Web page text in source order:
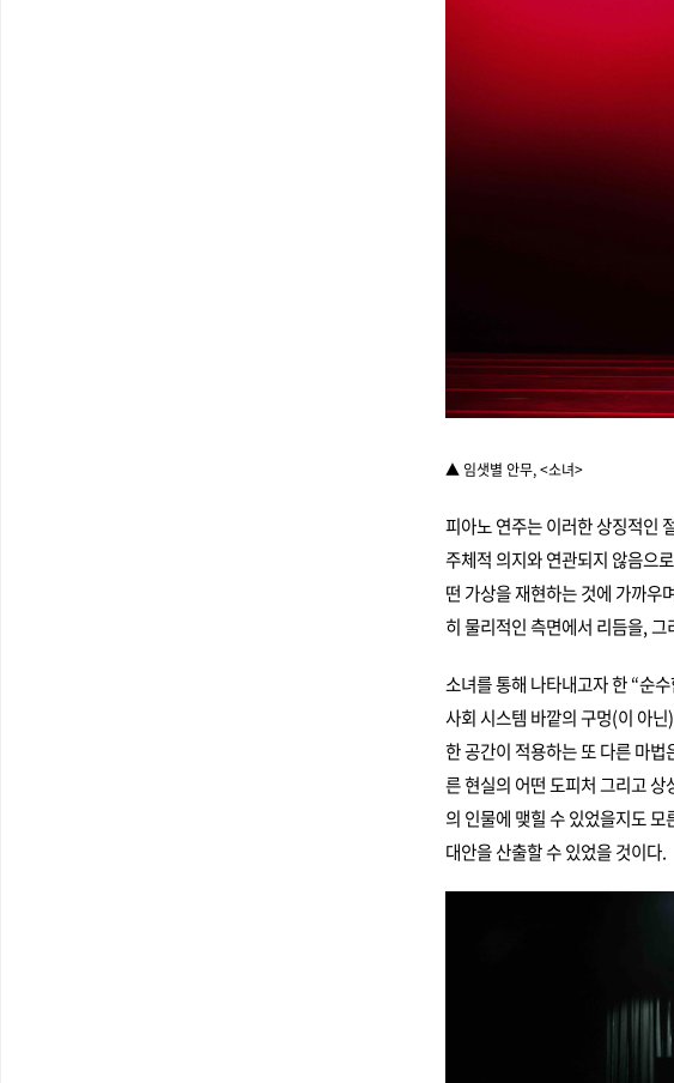
▲ 임샛별 안무, <소녀>
피아노 연주는 이러한 상징적인
주체적 의지와 연관되지 않음으
떤 가상을 재현하는 것에 가까우
히 물리적인 측면에서 리듬을,
소녀를 통해 나타내고자 한 “순
사회 시스템 바깥의 구멍(이 아
한 공간이 적용하는 또 다른 마
른 현실의 어떤 도피처 그리고
의 인물에 맺힐 수 있었을지도
대안을 산출할 수 있었을 것이다.